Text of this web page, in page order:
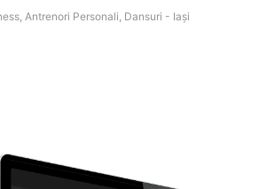
Antrenori Personali, Dansuri - Iaşi